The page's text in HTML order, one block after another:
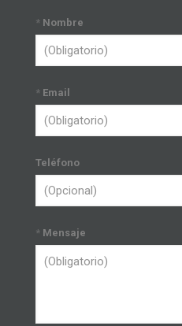
* Nombre
* Email
Teléfono
* Mensaje